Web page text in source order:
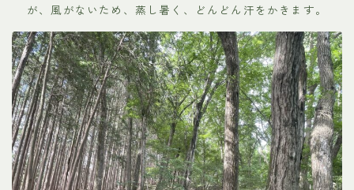
が、風がないため、蒸し暑く、どんどん汗をかきます。